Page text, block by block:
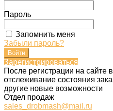
Пароль
Запомнить меня
Забыли пароль?
Зарегистрироваться
После регистрации на сайте
отслеживание состояния
другие новые возможности
Отдел продаж
sales_drobmash@mail.ru